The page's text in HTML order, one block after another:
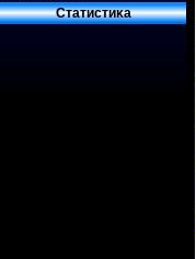
Статистиκа